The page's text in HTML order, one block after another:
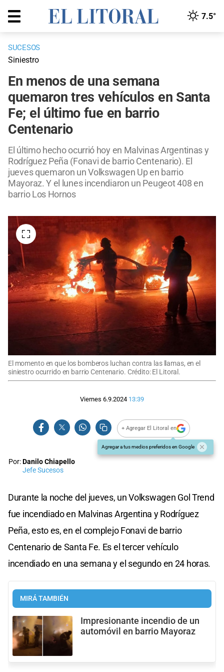
7.5°
SUCESOS
Siniestro
En menos de una semana
quemaron tres vehículos en Santa
Fe; el último fue en barrio
Centenario
El último hecho ocurrió hoy en Malvinas Argentinas y
Rodríguez Peña (Fonavi de barrio Centenario). El
jueves quemaron un Volkswagen Up en barrio
Mayoraz. Y el lunes incendiaron un Peugeot 408 en
barrio Los Hornos
El momento en que los bomberos luchan contra las llamas, en el
siniestro ocurrido en barrio Centenario. Crédito: El Litoral.
Viernes 6.9.2024 13:39
+ Agregar El Litoral en
Agregar a tus medios preferidos en Google
Por:Danilo Chiapello
Jefe Sucesos
Durante la noche del jueves, un Volkswagen Gol Trend
fue incendiado en Malvinas Argentina y Rodríguez
Peña, esto es, en el complejo Fonavi de barrio
Centenario de Santa Fe. Es el tercer vehículo
incendiado en una semana y el segundo en 24 horas.
MIRÁ TAMBIÉN
Impresionante incendio de un
automóvil en barrio Mayoraz